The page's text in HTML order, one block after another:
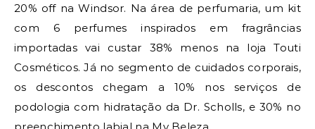
20% off na Windsor. Na área de perfumaria, um kit
com 6 perfumes inspirados em fragrâncias
importadas vai custar 38% menos na loja Touti
Cosméticos. Já no segmento de cuidados corporais,
os descontos chegam a 10% nos serviços de
podologia com hidratação da Dr. Scholls, e 30% no
preenchimento labial na My Beleza.